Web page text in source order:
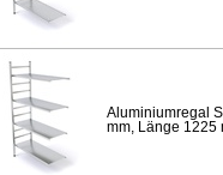
Aluminiumregal
mm, Länge 1225